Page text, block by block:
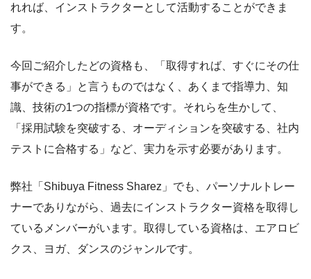
れれば、インストラクターとして活動することができま
す。
今回ご紹介したどの資格も、「取得すれば、すぐにその仕
事ができる」と言うものではなく、あくまで指導力、知
識、技術の1つの指標が資格です。それらを生かして、
「採用試験を突破する、オーディションを突破する、社内
テストに合格する」など、実力を示す必要があります。
弊社「Shibuya Fitness Sharez」でも、パーソナルトレー
ナーでありながら、過去にインストラクター資格を取得し
ているメンバーがいます。取得している資格は、エアロビ
クス、ヨガ、ダンスのジャンルです。